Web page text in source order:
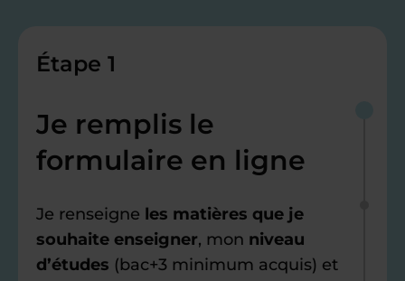
Étape 1
Je remplis le
formulaire en ligne
Je renseigne les matières que je
souhaite enseigner, mon niveau
d’études (bac+3 minimum acquis) et